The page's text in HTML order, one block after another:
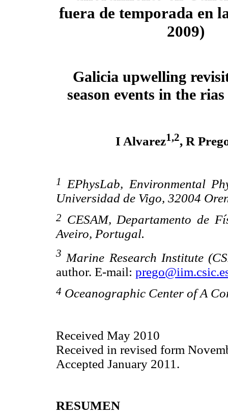
fuera de temporada en
2009)
Galicia upwelling
season events in the
I Alvarez1,2, R
1
EPhysLab, Environmental
Universidad de Vigo, 32004
2 CESAM, Departamento de
Aveiro, Portugal.
3 Marine Research Institute
author. E-mail:
4 Oceanographic Center of A
Received May 2010
Received in revised form
Accepted January 2011.
RESUMEN